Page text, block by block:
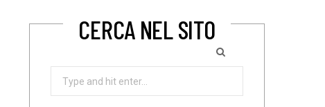
CERCA NEL SITO